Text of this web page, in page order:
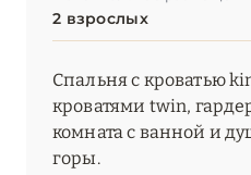
Le K2 Palace
Le Lana
Le Lodge Park
Le Palace de Menthon
2 взрослых
Спальня с кроватью
кроватями twin,
комната c ванной и
горы.